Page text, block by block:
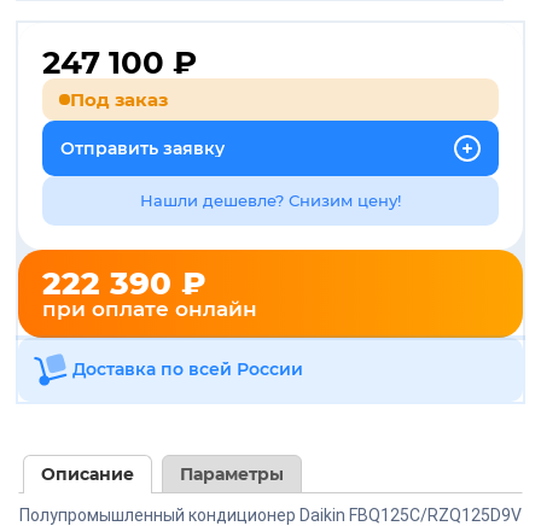
247 100 ₽
Под заказ
Отправить заявку
Нашли дешевле? Снизим цену!
222 390 ₽
при оплате онлайн
Доставка по всей России
Описание Параметры
Полупромышленный кондиционер Daikin FBQ125C/RZQ125D9V